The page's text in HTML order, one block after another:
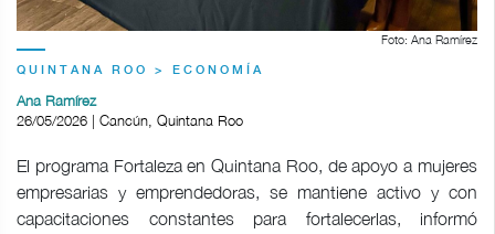
Foto: Ana Ramírez
QUINTANA ROO > ECONOMÍA
Ana Ramírez
26/05/2026 | Cancún, Quintana Roo
El programa Fortaleza en Quintana Roo, de apoyo a mujeres
empresarias y emprendedoras, se mantiene activo y con
capacitaciones constantes para fortalecerlas, informó